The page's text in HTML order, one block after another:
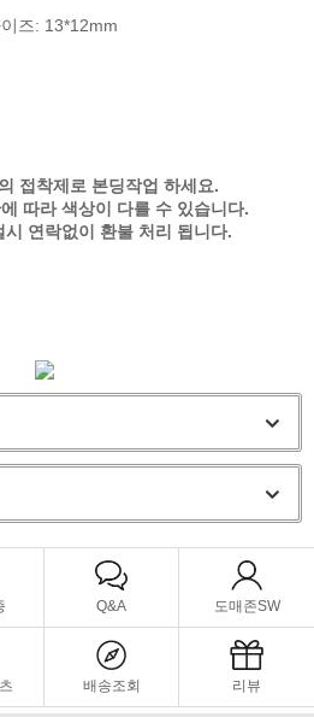
즈: 13*12mm
접착제로 본딩작업 하세요.
따라 색상이 다를 수 있습니다.
연락없이 환불 처리 됩니다.
Q&A 도매존SW
배송조회 리뷰